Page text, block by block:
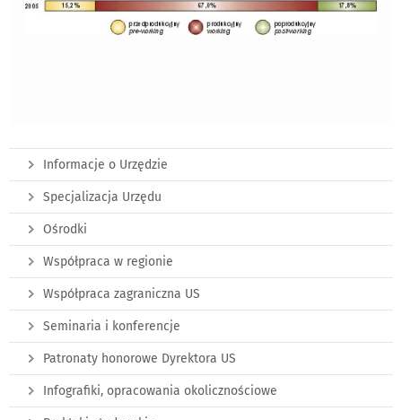
Informacje o Urzędzie
Specjalizacja Urzędu
Ośrodki
Współpraca w regionie
Współpraca zagraniczna US
Seminaria i konferencje
Patronaty honorowe Dyrektora US
Infografiki, opracowania okolicznościowe